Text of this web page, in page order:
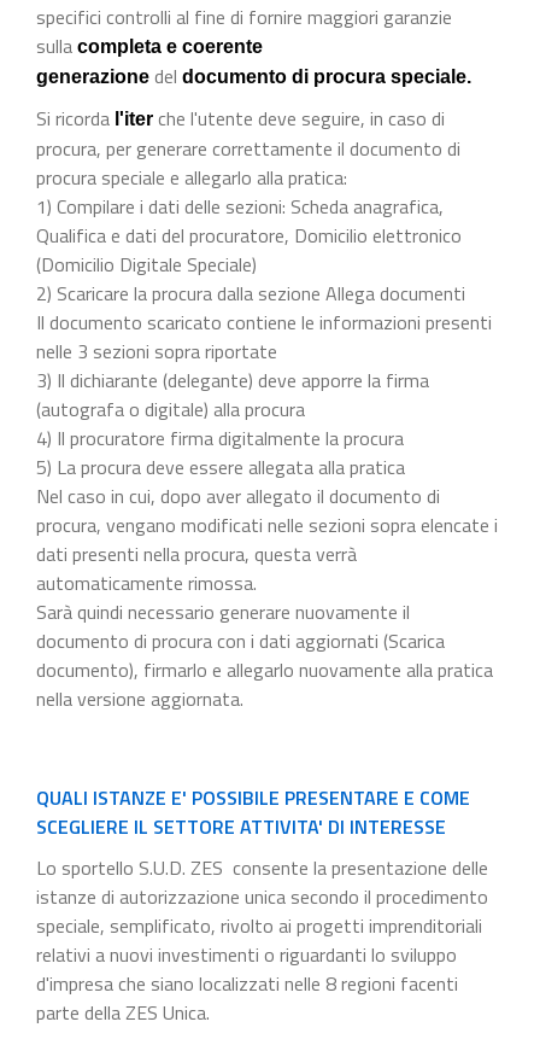
specifici controlli al fine di fornire maggiori garanzie
sulla completa e coerente
generazione del documento di procura speciale.
Si ricorda l'iter che l'utente deve seguire, in caso di
procura, per generare correttamente il documento di
procura speciale e allegarlo alla pratica:
1) Compilare i dati delle sezioni: Scheda anagrafica,
Qualifica e dati del procuratore, Domicilio elettronico
(Domicilio Digitale Speciale)
2) Scaricare la procura dalla sezione Allega documenti
Il documento scaricato contiene le informazioni presenti
nelle 3 sezioni sopra riportate
3) Il dichiarante (delegante) deve apporre la firma
(autografa o digitale) alla procura
4) Il procuratore firma digitalmente la procura
5) La procura deve essere allegata alla pratica
Nel caso in cui, dopo aver allegato il documento di
procura, vengano modificati nelle sezioni sopra elencate i
dati presenti nella procura, questa verrà
automaticamente rimossa.
Sarà quindi necessario generare nuovamente il
documento di procura con i dati aggiornati (Scarica
documento), firmarlo e allegarlo nuovamente alla pratica
nella versione aggiornata.
QUALI ISTANZE E' POSSIBILE PRESENTARE E COME
SCEGLIERE IL SETTORE ATTIVITA' DI INTERESSE
Lo sportello S.U.D. ZES consente la presentazione delle
istanze di autorizzazione unica secondo il procedimento
speciale, semplificato, rivolto ai progetti imprenditoriali
relativi a nuovi investimenti o riguardanti lo sviluppo
d'impresa che siano localizzati nelle 8 regioni facenti
parte della ZES Unica.